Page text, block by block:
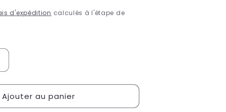
d'expédition calculés à l'étape de
de
Ajouter au panier